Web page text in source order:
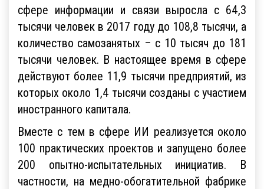
сфере информации и связи выросла с 64,3
тысячи человек в 2017 году до 108,8 тысячи, а
количество самозанятых – с 10 тысяч до 181
тысячи человек. В настоящее время в сфере
действуют более 11,9 тысячи предприятий, из
которых около 1,4 тысячи созданы с участием
иностранного капитала.
Вместе с тем в сфере ИИ реализуется около
100 практических проектов и запущено более
200 опытно-испытательных инициатив. В
частности, на медно-обогатительной фабрике